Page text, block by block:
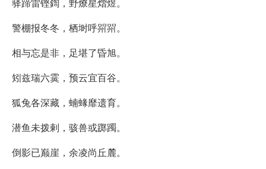
警棚报冬冬，栖埘呼喌喌。
相与忘是非，足堪了昏旭。
矧兹瑞六霙，预云宜百谷。
狐兔各深藏，蝻蝝靡遗育。
潜鱼未拨剌，骇兽或踯躅。
倒影已巅崖，余凌尚丘麓。